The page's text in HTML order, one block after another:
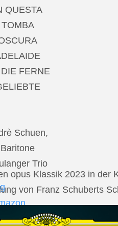
QUESTA
TOMBA
FERNE
Schuen,
Baritone
Trio
opus Klassik 2023 in der
von Franz Schuberts